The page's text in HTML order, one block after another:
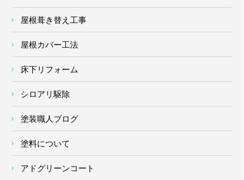
屋根葺き替え工事
屋根カバー工法
床下リフォーム
シロアリ駆除
塗装職人ブログ
塗料について
アドグリーンコート